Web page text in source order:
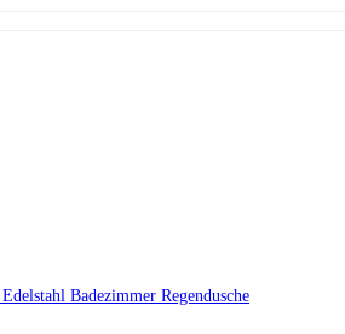
Badezimmer Regendusche